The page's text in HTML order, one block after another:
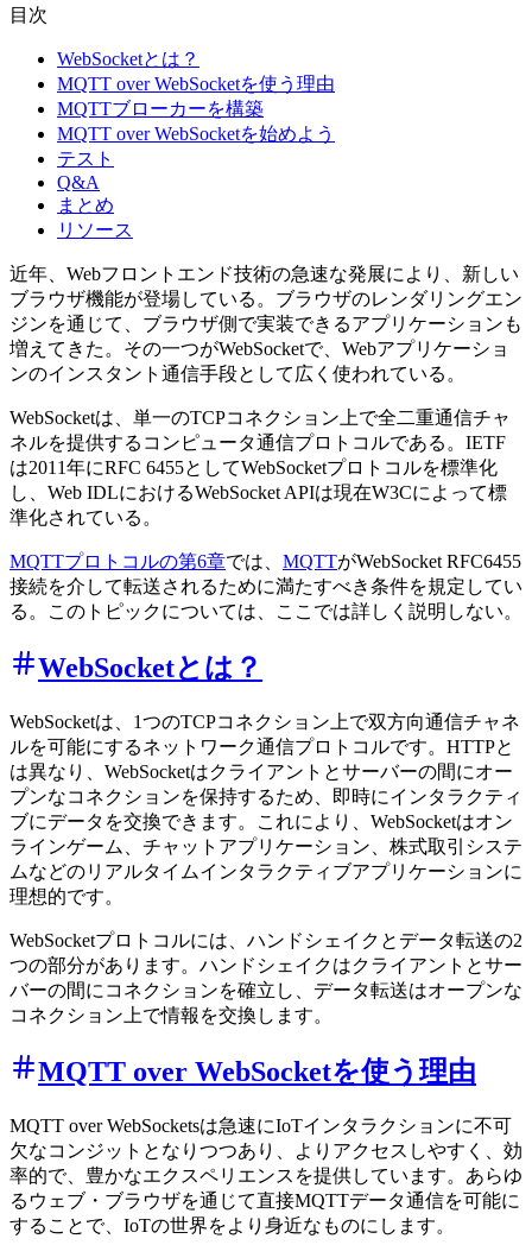
目次
WebSocketとは？
MQTT over WebSocketを使う理由
MQTTブローカーを構築
MQTT over WebSocketを始めよう
テスト
Q&A
まとめ
リソース
近年、Webフロントエンド技術の急速な発展により、新しい
ブラウザ機能が登場している。ブラウザのレンダリングエン
ジンを通じて、ブラウザ側で実装できるアプリケーションも
増えてきた。その一つがWebSocketで、Webアプリケーショ
ンのインスタント通信手段として広く使われている。
WebSocketは、単一のTCPコネクション上で全二重通信チャ
ネルを提供するコンピュータ通信プロトコルである。IETF
は2011年にRFC 6455としてWebSocketプロトコルを標準化
し、Web IDLにおけるWebSocket APIは現在W3Cによって標
準化されている。
MQTTプロトコルの第6章では、 MQTTがWebSocketRFC6455
接続を介して転送されるために満たすべき条件を規定してい
る。このトピックについては、ここでは詳しく説明しない。
WebSocketとは？
WebSocketは、1つのTCPコネクション上で双方向通信チャネ
ルを可能にするネットワーク通信プロトコルです。HTTPと
は異なり、WebSocketはクライアントとサーバーの間にオー
プンなコネクションを保持するため、即時にインタラクティ
ブにデータを交換できます。これにより、WebSocketはオン
ラインゲーム、チャットアプリケーション、株式取引システ
ムなどのリアルタイムインタラクティブアプリケーションに
理想的です。
WebSocketプロトコルには、ハンドシェイクとデータ転送の2
つの部分があります。ハンドシェイクはクライアントとサー
バーの間にコネクションを確立し、データ転送はオープンな
コネクション上で情報を交換します。
MQTT over WebSocketを使う理由
MQTT over WebSocketsは急速にIoTインタラクションに不可
欠なコンジットとなりつつあり、よりアクセスしやすく、効
率的で、豊かなエクスペリエンスを提供しています。あらゆ
るウェブ・ブラウザを通じて直接MQTTデータ通信を可能に
することで、IoTの世界をより身近なものにします。